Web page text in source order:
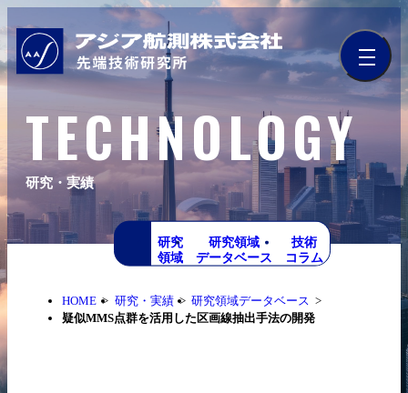
TECHNOLOGY
研究・実績
研究
領域
研究領域
データベース
技術
コラム
HOME 研究・実績
研究領域データベース
疑似MMS点群を活用した区画線抽出手法の開発